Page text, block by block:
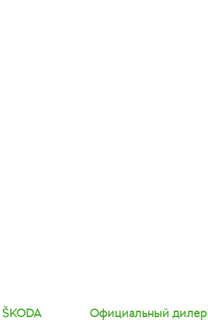
SKODA Официальный дилер